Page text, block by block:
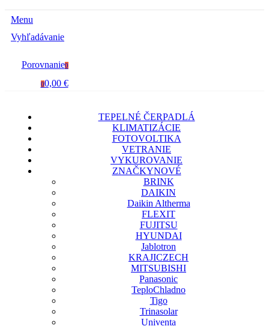
Menu
Vyhľadávanie
Porovnanie0
00,00 €
TEPELNÉ ČERPADLÁ
KLIMATIZÁCIE
FOTOVOLTIKA
VETRANIE
VYKUROVANIE
ZNAČKYNOVÉ
BRINK
DAIKIN
Daikin Altherma
FLEXIT
FUJITSU
HYUNDAI
Jablotron
KRAJICZECH
MITSUBISHI
Panasonic
TeploChladno
Tigo
Trinasolar
Univenta